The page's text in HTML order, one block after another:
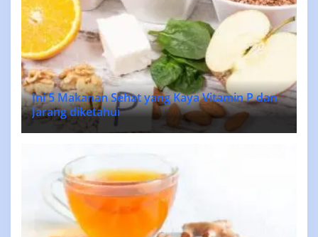
Ini 5 Makanan Sehat yang Kaya Vitamin P dan
Jarang diketahui